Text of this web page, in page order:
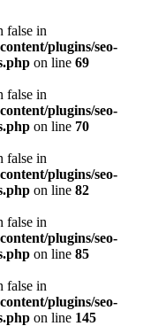
false in
plugins/seo-
on line 69
false in
plugins/seo-
on line 70
false in
plugins/seo-
on line 82
false in
plugins/seo-
on line 85
false in
plugins/seo-
on line 145